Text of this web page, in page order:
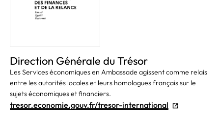
Direction Générale du Trésor
Les Services économiques en Ambassade agissent comme relais
entre les autorités locales et leurs homologues français sur le
sujets économiques et financiers.
tresor.economie.gouv.fr/tresor-international